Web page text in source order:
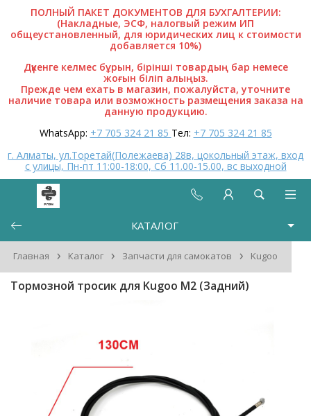
ПОЛНЫЙ ПАКЕТ ДОКУМЕНТОВ ДЛЯ БУХГАЛТЕРИИ:
(Накладные, ЭСФ, налогвый режим ИП
общеустановленный, для юридических лиц к стоимости
добавляется 10%)
Дүкенге келмес бұрын, бірінші товардың бар немесе
жоғын біліп алыңыз.
Прежде чем ехать в магазин, пожалуйста, уточните
наличие товара или возможность размещения заказа на
данную продукцию.
WhatsApp: +7 705 324 21 85 Тел: +7 705 324 21 85
г. Алматы, ул.Торетай(Полежаева) 28в, цокольный этаж, вход
с улицы, Пн-пт 11:00-18:00, Сб 11.00-15.00, вс выходной
КАТАЛОГ
Главная › Каталог › Запчасти для самокатов › Kugoo
Тормозной тросик для Kugoo M2 (Задний)